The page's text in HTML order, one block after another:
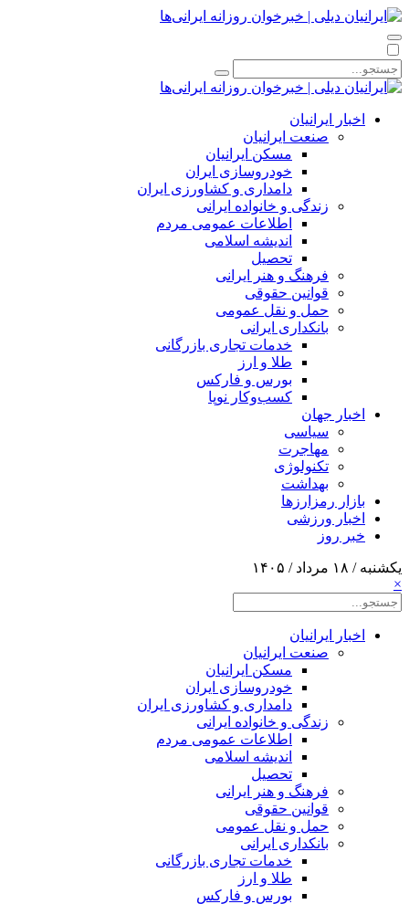
اخبار ایرانیان
صنعت ایرانیان
مسکن ایرانیان
خودروسازی ایران
دامداری و کشاورزی ایران
زندگی و خانواده ایرانی
اطلاعات عمومی مردم
اندیشه اسلامی
تحصیل
فرهنگ و هنر ایرانی
قوانین حقوقی
حمل و نقل عمومی
بانکداری ایرانی
خدمات تجاری بازرگانی
طلا و ارز
بورس و فارکس
کسب‌وکار نوپا
اخبار جهان
سیاسی
مهاجرت
تکنولوژی
بهداشت
بازار رمزارزها
اخبار ورزشی
خبر روز
یکشنبه / ۱۸ مرداد / ۱۴۰۵
×
اخبار ایرانیان
صنعت ایرانیان
مسکن ایرانیان
خودروسازی ایران
دامداری و کشاورزی ایران
زندگی و خانواده ایرانی
اطلاعات عمومی مردم
اندیشه اسلامی
تحصیل
فرهنگ و هنر ایرانی
قوانین حقوقی
حمل و نقل عمومی
بانکداری ایرانی
خدمات تجاری بازرگانی
طلا و ارز
بورس و فارکس